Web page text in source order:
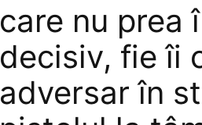
care nu prea
decisiv, fie îi
adversar în